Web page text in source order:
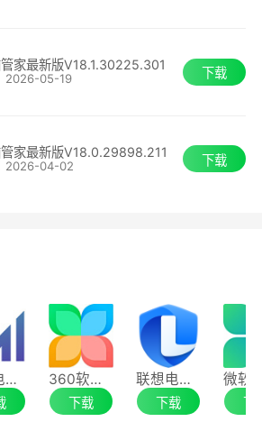
清理冗余安装包，清洁又省
，快速定位目标软件，强力删
为
行为，防护详情清晰明了，守
态
等窃取隐私
释放快捷键
内容2.新增微信安全增强防护功
篡改、被远程，保护微信隐私安
家最新版V18.1.30225.301
2026-05-19 下载
管家最新版V18.0.29898.211
2026-04-02 下载
华为电脑管家 360软件管家
下载
联想电脑管家
下载 下